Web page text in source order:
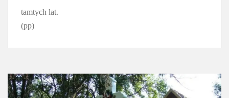
tamtych lat.
(pp)